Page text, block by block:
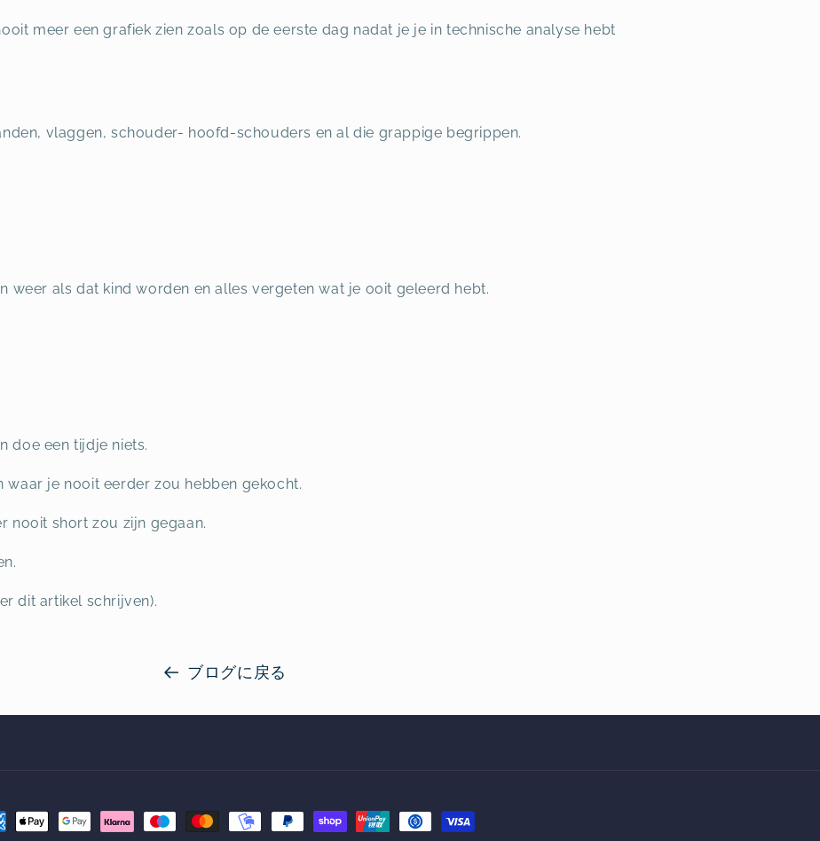
meer een grafiek zien zoals op de eerste dag nadat je je in technische analyse hebt
vlaggen, schouder- hoofd-schouders en al die grappige begrippen.
weer als dat kind worden en alles vergeten wat je ooit geleerd hebt.
doe een tijdje niets.
waar je nooit eerder zou hebben gekocht.
nooit short zou zijn gegaan.
dit artikel schrijven).
ブログに戻る